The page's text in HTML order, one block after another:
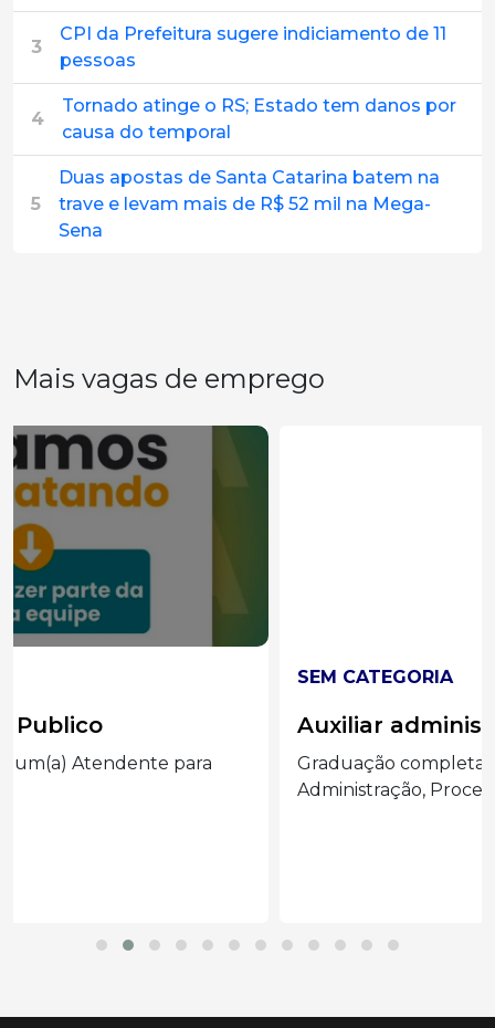
3
CPI da Prefeitura sugere indiciamento de 11
pessoas
4
Tornado atinge o RS; Estado tem danos por
causa do temporal
5
Duas apostas de Santa Catarina batem na
trave e levam mais de R$ 52 mil na Mega-
Sena
Mais vagas de emprego
Auxiliar administrado
Graduação completa ou cursando
Administração, Processos Gerenciais e áreas...